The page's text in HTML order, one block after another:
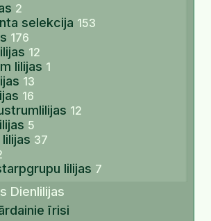
2
selekcija 153
176
12
lilijas 1
13
16
12
5
37
lilijas 7
Dienlilijas
īrisi